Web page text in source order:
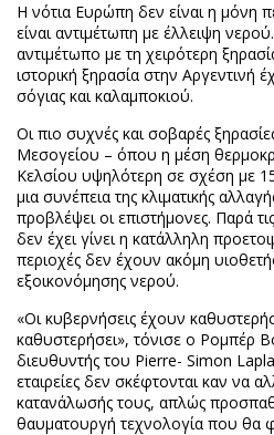
Η νότια Ευρώπη δεν είναι η μόνη
είναι αντιμέτωπη με έλλειψη
αντιμέτωπο με τη χειρότερη
ιστορική ξηρασία στην Αργεντινή
σόγιας και καλαμποκιού.
Οι πιο συχνές και σοβαρές
Μεσογείου – όπου η μέση
Κελσίου υψηλότερη σε σχέση με
μια συνέπεια της κλιματικής
προβλέψει οι επιστήμονες. Παρά
δεν έχει γίνει η κατάλληλη
περιοχές δεν έχουν ακόμη
εξοικονόμησης νερού.
«Οι κυβερνήσεις έχουν
καθυστερήσει», τόνισε ο Ρομπέρ
διευθυντής του Pierre- Simon
εταιρείες δεν σκέφτονται καν να
κατανάλωσής τους, απλώς
θαυματουργή τεχνολογία που θα